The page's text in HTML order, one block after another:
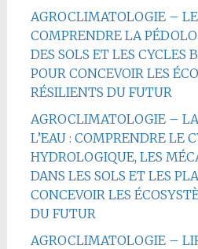
AGROCLIMATOLOGIE –
COMPRENDRE LA
DES SOLS ET LES CYCLES
POUR CONCEVOIR LES
RÉSILIENTS DU FUTUR
AGROCLIMATOLOGIE –
L’EAU : COMPRENDRE LE
HYDROLOGIQUE, LES
DANS LES SOLS ET LES
CONCEVOIR LES
DU FUTUR
AGROCLIMATOLOGIE –